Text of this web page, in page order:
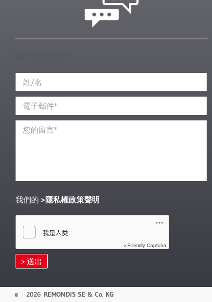
我們的 隱私權政策聲明
Friendly Captcha
© 2026 REMONDIS SE & Co. KG